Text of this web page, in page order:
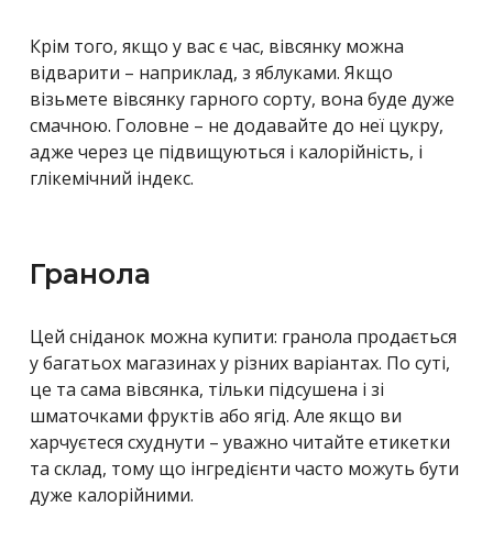
Крім того, якщо у вас є час, вівсянку можна
відварити – наприклад, з яблуками. Якщо
візьмете вівсянку гарного сорту, вона буде дуже
смачною. Головне – не додавайте до неї цукру,
адже через це підвищуються і калорійність, і
глікемічний індекс.
Гранола
Цей сніданок можна купити: гранола продається
у багатьох магазинах у різних варіантах. По суті,
це та сама вівсянка, тільки підсушена і зі
шматочками фруктів або ягід. Але якщо ви
харчуєтеся схуднути – уважно читайте етикетки
та склад, тому що інгредієнти часто можуть бути
дуже калорійними.